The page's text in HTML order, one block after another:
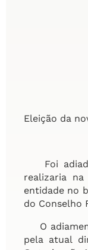
Eleição da
Foi adiada
realizaria
entidade no
do Conselho
O
pela atual